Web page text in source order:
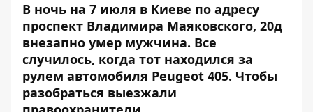
В ночь на 7 июля в Киеве по адресу
проспект Владимира Маяковского, 20д
внезапно умер мужчина. Все
случилось, когда тот находился за
рулем автомобиля Peugeot 405. Чтобы
разобраться выезжали